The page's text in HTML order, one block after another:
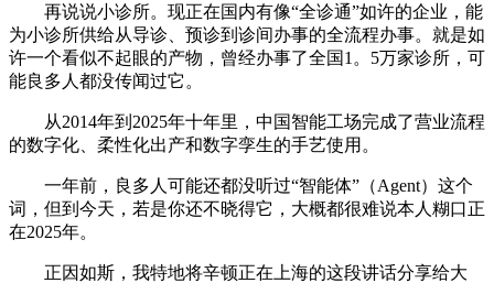
再说说小诊所。现正在国内有像“全诊通”如许的企业，能
为小诊所供给从导诊、预诊到诊间办事的全流程办事。就是如
许一个看似不起眼的产物，曾经办事了全国1。5万家诊所，可
能良多人都没传闻过它。
从2014年到2025年十年里，中国智能工场完成了营业流程
的数字化、柔性化出产和数字孪生的手艺使用。
一年前，良多人可能还都没听过“智能体”（Agent）这个
词，但到今天，若是你还不晓得它，大概都很难说本人糊口正
在2025年。
正因如斯，我特地将辛顿正在上海的这段讲话分享给大